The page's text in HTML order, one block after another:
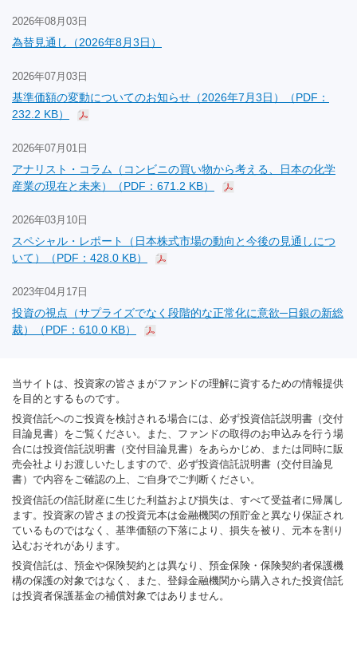
2026年08月03日
為替見通し（2026年8月3日）
2026年07月03日
基準価額の変動についてのお知らせ（2026年7月3日）（PDF：
232.2 KB）
2026年07月01日
アナリスト・コラム（コンビニの買い物から考える、日本の化学
産業の現在と未来）（PDF：671.2 KB）
2026年03月10日
スペシャル・レポート（日本株式市場の動向と今後の見通しにつ
いて）（PDF：428.0 KB）
2023年04月17日
投資の視点（サプライズでなく段階的な正常化に意欲─日銀の新総
裁）（PDF：610.0 KB）
当サイトは、投資家の皆さまがファンドの理解に資するための情報提供
を目的とするものです。
投資信託へのご投資を検討される場合には、必ず投資信託説明書（交付
目論見書）をご覧ください。また、ファンドの取得のお申込みを行う場
合には投資信託説明書（交付目論見書）をあらかじめ、または同時に販
売会社よりお渡しいたしますので、必ず投資信託説明書（交付目論見
書）で内容をご確認の上、ご自身でご判断ください。
投資信託の信託財産に生じた利益および損失は、すべて受益者に帰属し
ます。投資家の皆さまの投資元本は金融機関の預貯金と異なり保証され
ているものではなく、基準価額の下落により、損失を被り、元本を割り
込むおそれがあります。
投資信託は、預金や保険契約とは異なり、預金保険・保険契約者保護機
構の保護の対象ではなく、また、登録金融機関から購入された投資信託
は投資者保護基金の補償対象ではありません。